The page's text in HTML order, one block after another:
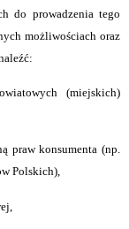
do prowadzenia tego
możliwościach oraz
(miejskich)
praw konsumenta (np.
Polskich),